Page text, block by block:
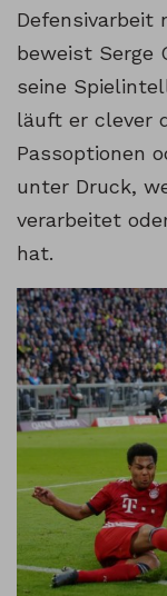
Defensivarbeit
beweist Serge
seine
läuft er clever
Passoptionen
unter Druck,
verarbeitet
hat.